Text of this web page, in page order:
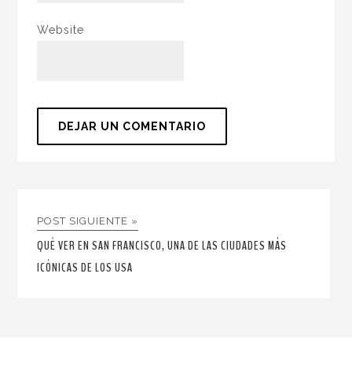
Website
POST SIGUIENTE »
QUÉ VER EN SAN FRANCISCO, UNA DE LAS CIUDADES MÁS
ICÓNICAS DE LOS USA